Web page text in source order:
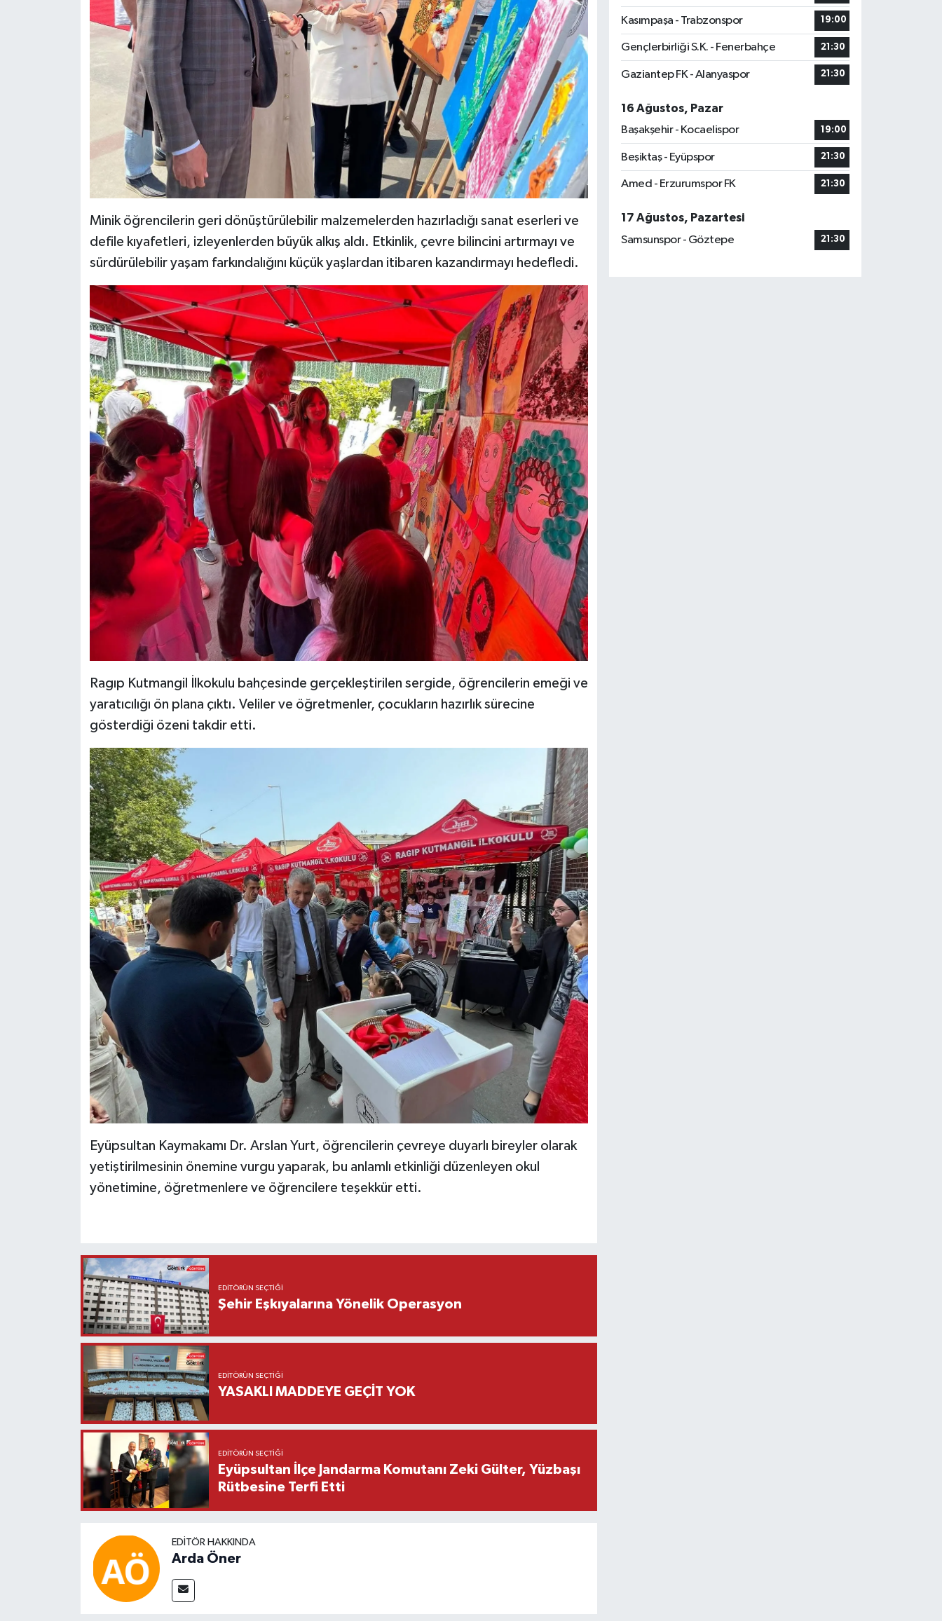
Minik öğrencilerin geri dönüştürülebilir malzemelerden hazırladığı sanat eserleri ve
defile kıyafetleri, izleyenlerden büyük alkış aldı. Etkinlik, çevre bilincini artırmayı ve
sürdürülebilir yaşam farkındalığını küçük yaşlardan itibaren kazandırmayı hedefledi.
Ragıp Kutmangil İlkokulu bahçesinde gerçekleştirilen sergide, öğrencilerin emeği ve
yaratıcılığı ön plana çıktı. Veliler ve öğretmenler, çocukların hazırlık sürecine
gösterdiği özeni takdir etti.
Eyüpsultan Kaymakamı Dr. Arslan Yurt, öğrencilerin çevreye duyarlı bireyler olarak
yetiştirilmesinin önemine vurgu yaparak, bu anlamlı etkinliği düzenleyen okul
yönetimine, öğretmenlere ve öğrencilere teşekkür etti.
EDITÖRÜN SEÇTIĞI
Şehir Eşkıyalarına Yönelik Operasyon
EDITÖRÜN SEÇTIĞI
YASAKLI MADDEYE GEÇİT YOK
EDITÖRÜN SEÇTIĞI
Eyüpsultan İlçe Jandarma Komutanı Zeki Gülter, Yüzbaşı
Rütbesine Terfi Etti
EDITÖR HAKKINDA
Arda Öner
Kasımpaşa - Trabzonspor 19:00
Gençlerbirliği S.K. - Fenerbahçe 21:30
Gaziantep FK - Alanyaspor 21:30
16 Ağustos, Pazar
Başakşehir - Kocaelispor
19:00
Beşiktaş - Eyüpspor 21:30
Amed - Erzurumspor FK 21:30
17 Ağustos, Pazartesi
Samsunspor - Göztepe
21:30